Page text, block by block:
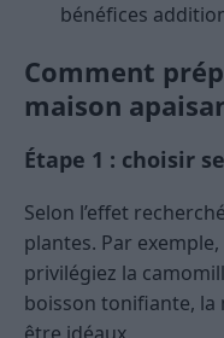
bénéfices
Comment
maison
Étape 1 : choisir
Selon l’effet
plantes. Par
privilégiez la
boisson tonifiante, la